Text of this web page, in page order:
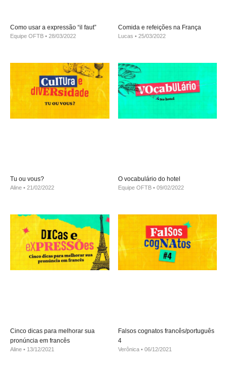
Como usar a expressão “il faut”
Equipe OFTB 28/03/2022
Comida e refeições na França
Lucas 25/03/2022
Tu ou vous?
Aline 21/02/2022
O vocabulário do hotel
Equipe OFTB 09/02/2022
Cinco dicas para melhorar sua
pronúncia em francês
Aline 13/12/2021
Falsos cognatos francês/português
4
Verônica 06/12/2021